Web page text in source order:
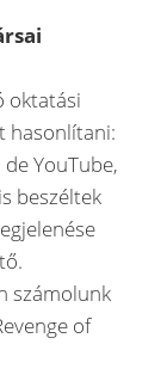
oktatási
hasonlítani:
YouTube,
beszéltek
számolunk
of